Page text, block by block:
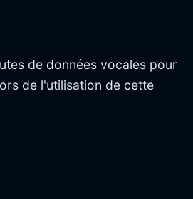
de données vocales pour
de l'utilisation de cette